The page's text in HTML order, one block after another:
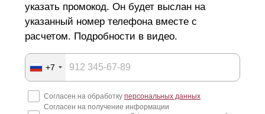
указать промокод. Он будет выслан на
указанный номер телефона вместе с
расчетом. Подробности в видео.
+7
Согласен на обработку персональных данных
Согласен на получение информации